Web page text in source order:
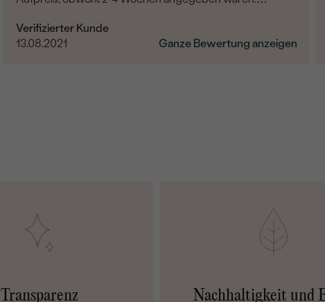
sympathischen Kundenservice bestätigt. Wir werden in
Zukunft wieder bestellen. Vielen Dank!
Verifizierter Kunde
13.08.2021
Ganze Bewertung anzeigen
Transparenz Nachhaltigkeit und